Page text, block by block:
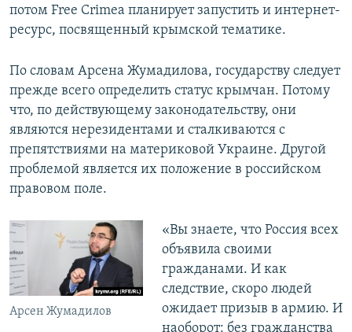
потом Free Crimea планирует запустить и интернет-
ресурс, посвященный крымской тематике.
По словам Арсена Жумадилова, государству следует
прежде всего определить статус крымчан. Потому
что, по действующему законодательству, они
являются нерезидентами и сталкиваются с
препятствиями на материковой Украине. Другой
проблемой является их положение в российском
правовом поле.
Арсен Жумадилов
«Вы знаете, что Россия всех
объявила своими
гражданами. И как
следствие, скоро людей
ожидает призыв в армию. И
наоборот: без гражданства